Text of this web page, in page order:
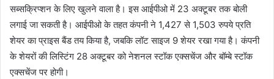
सब्सक्रिप्शन के लिए खुलने वाला है। इस आईपीओ में 23 अक्टूबर तक बोली
लगाई जा सकती है। आईपीओ के तहत कंपनी ने 1,427 से 1,503 रुपये प्रति
शेयर का प्राइस बैंड तय किया है, जबकि लॉट साइज 9 शेयर रखा गया है। कंपनी
के शेयरों की लिस्टिंग 28 अक्टूबर को नेशनल स्टॉक एक्सचेंज और बॉम्बे स्टॉक
एक्सचेंज पर होगी।